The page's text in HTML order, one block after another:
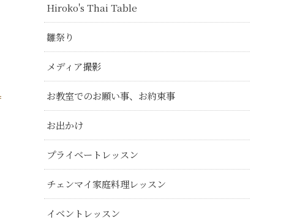
Hiroko's Thai Table
雛祭り
メディア撮影
お教室でのお願い事、お約束事
お出かけ
プライベートレッスン
チェンマイ家庭料理レッスン
イベントレッスン